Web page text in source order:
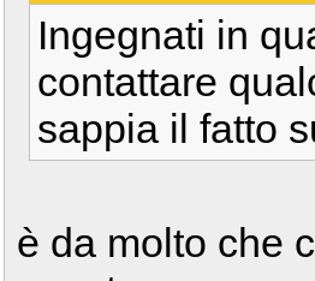
Ingegnati in
contattare
sappia il fatto
è da molto che